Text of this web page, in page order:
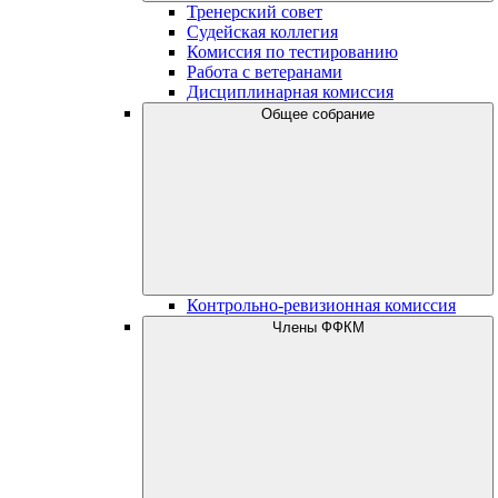
Тренерский совет
Судейская коллегия
Комиссия по тестированию
Работа с ветеранами
Дисциплинарная комиссия
Общее собрание
Контрольно-ревизионная комиссия
Члены ФФКМ